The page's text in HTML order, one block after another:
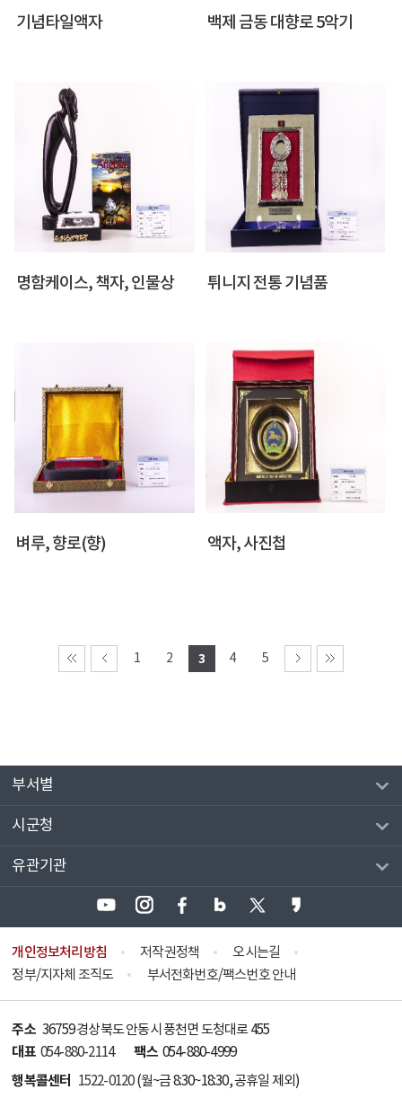
기념타일액자 백제 금동 대향로 5악기
명함케이스, 책자, 인물상 튀니지 전통 기념품
벼루, 향로(향) 액자, 사진첩
1 2 3 4 5
부서별
시군청
유관기관
개인정보처리방침 저작권정책
오시는길
정부/지자체 조직도
부서전화번호/팩스번호 안내
주소 36759 경상북도 안동시 풍천면 도청대로 455
대표 054-880-2114 팩스 054-880-4999
행복콜센터 1522-0120(월~금 8:30~18:30, 공휴일 제외)